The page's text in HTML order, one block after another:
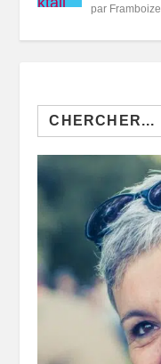
par Framboize
Search
for: